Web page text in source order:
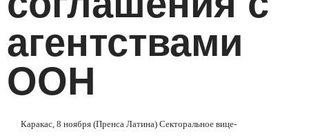
агентствами
ООН
Каракас, 8 ноября (Пренса Латина) Секторальное вице-